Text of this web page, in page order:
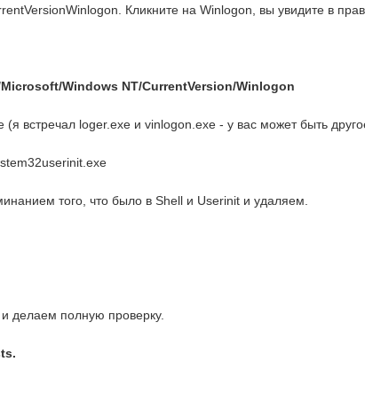
Кликните на Winlogon, вы увидите в
Microsoft/Windows NT/CurrentVersion/Winlogon
(я встречал loger.exe и vinlogon.exe - у вас может быть
того, что было в Shell и Userinit и удаляем.
и делаем полную проверку.